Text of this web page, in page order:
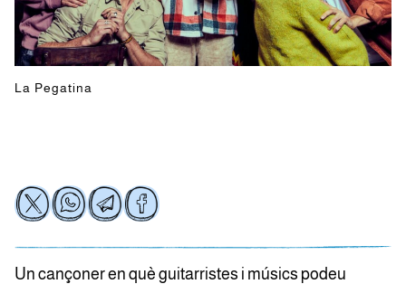
La Pegatina
Un cançoner en què guitarristes i músics podeu